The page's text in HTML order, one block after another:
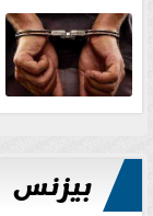
بيزنس